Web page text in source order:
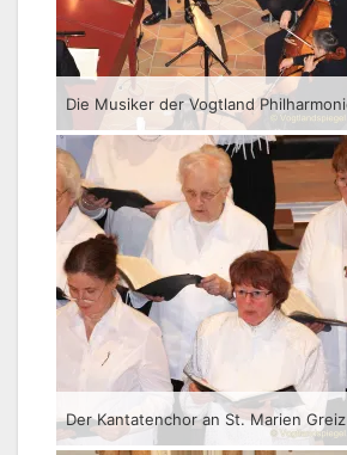
Der Kantatenchor an St. Marien Greiz